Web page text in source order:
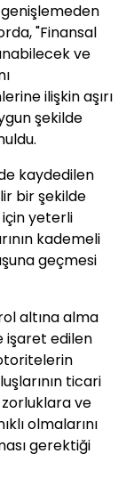
"Finansal
ve
ilişkin aşırı
şekilde
kaydedilen
bir şekilde
yeterli
kademeli
geçmesi
altına alma
işaret edilen
ticari
ve
olmalarını
gerektiği